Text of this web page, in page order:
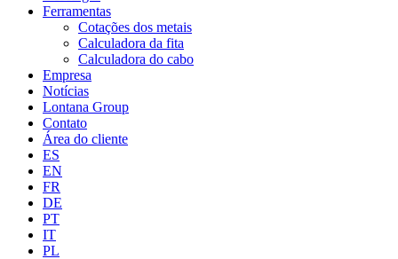
Ferramentas
Cotações dos metais
Calculadora da fita
Calculadora do cabo
Empresa
Notícias
Lontana Group
Contato
Área do cliente
ES
EN
FR
DE
PT
IT
PL